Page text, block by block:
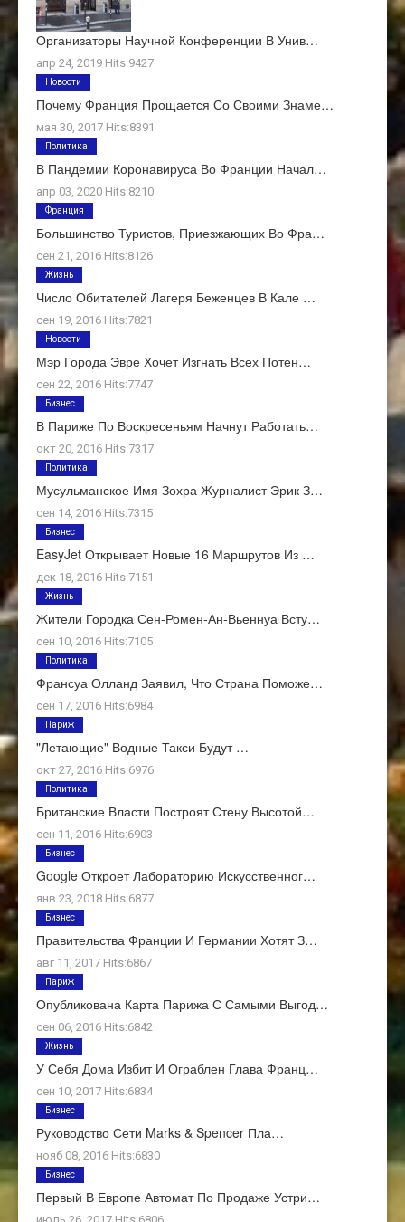
Организаторы Научной Конференции В Унив…
апр 24, 2019 Hits:9427
Почему Франция Прощается Со Своими Знаме…
мая 30, 2017 Hits:8391
Новости
В Пандемии Коронавируса Во Франции Начал…
апр 03, 2020 Hits:8210
Политика
Большинство Туристов, Приезжающих Во Фра…
сен 21, 2016 Hits:8126
Франция
Число Обитателей Лагеря Беженцев В Кале …
сен 19, 2016 Hits:7821
Жизнь
Мэр Города Эвре Хочет Изгнать Всех Потен…
сен 22, 2016 Hits:7747
Новости
В Париже По Воскресеньям Начнут Работать…
окт 20, 2016 Hits:7317
Бизнес
Мусульманское Имя Зохра Журналист Эрик З…
сен 14, 2016 Hits:7315
Политика
EasyJet Открывает Новые 16 Маршрутов Из …
дек 18, 2016 Hits:7151
Бизнес
Жители Городка Сен-Ромен-Ан-Вьеннуа Всту…
сен 10, 2016 Hits:7105
Жизнь
Франсуа Олланд Заявил, Что Страна Поможе…
сен 17, 2016 Hits:6984
Политика
"Летающие" Водные Такси Будут …
окт 27, 2016 Hits:6976
Париж
Британские Власти Построят Стену Высотой…
сен 11, 2016 Hits:6903
Политика
Google Откроет Лабораторию Искусственног…
янв 23, 2018 Hits:6877
Бизнес
Правительства Франции И Германии Хотят З…
авг 11, 2017 Hits:6867
Бизнес
Опубликована Карта Парижа С Самыми Выгод…
сен 06, 2016 Hits:6842
Париж
У Себя Дома Избит И Ограблен Глава Франц…
сен 10, 2017 Hits:6834
Жизнь
Руководство Сети Marks & Spencer Пла…
нояб 08, 2016 Hits:6830
Бизнес
Первый В Европе Автомат По Продаже Устри…
Бизнес